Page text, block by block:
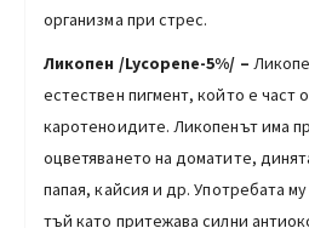
организма при стрес.
Ликопен /Lycopene-5%/ –
естествен пигмент, който е част
каротеноидите. Ликопенът има
оцветяването на доматите,
папая, кайсия и др. Употребата
тъй като притежава силни